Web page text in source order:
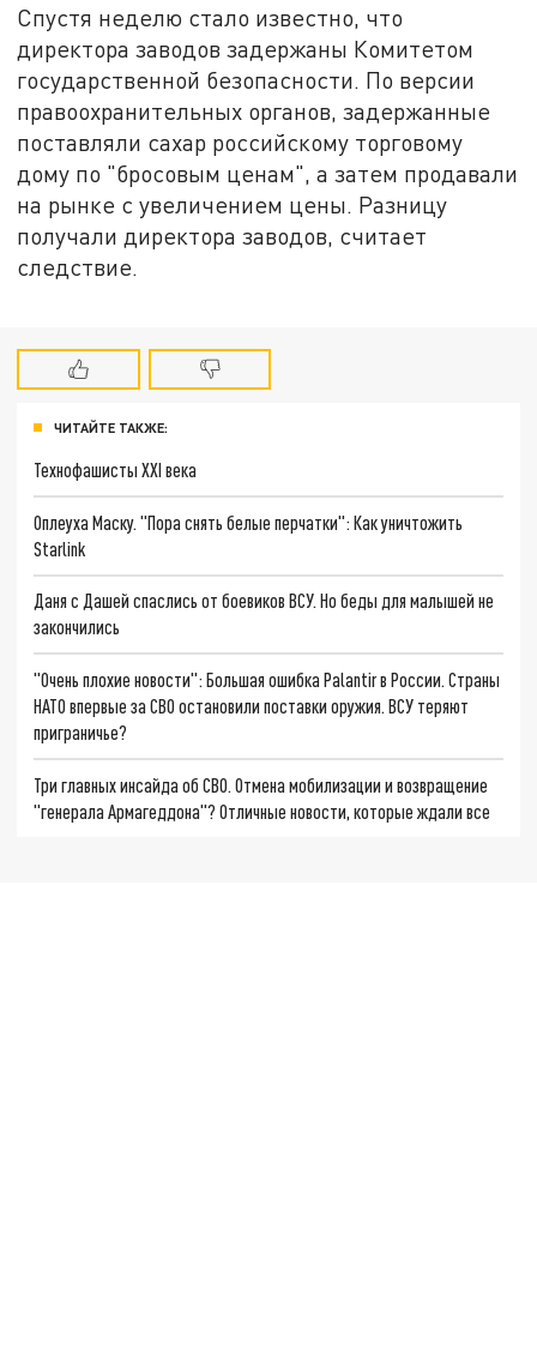
Спустя неделю стало известно, что
директора заводов задержаны Комитетом
государственной безопасности. По версии
правоохранительных органов, задержанные
поставляли сахар российскому торговому
дому по "бросовым ценам", а затем продавали
на рынке с увеличением цены. Разницу
получали директора заводов, считает
следствие.
ЧИТАЙТЕ ТАКЖЕ:
Технофашисты XXI века
Оплеуха Маску. "Пора снять белые перчатки": Как уничтожить
Starlink
Даня с Дашей спаслись от боевиков ВСУ. Но беды для малышей не
закончились
"Очень плохие новости": Большая ошибка Palantir в России. Страны
НАТО впервые за СВО остановили поставки оружия. ВСУ теряют
приграничье?
Три главных инсайда об СВО. Отмена мобилизации и возвращение
"генерала Армагеддона"? Отличные новости, которые ждали все